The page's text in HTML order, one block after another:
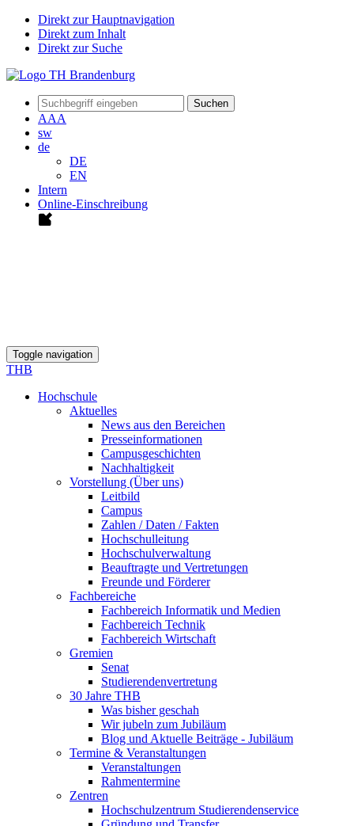
Direkt zur Hauptnavigation
Direkt zum Inhalt
Direkt zur Suche
Suchen
AAA
sw
de
DE
EN
Intern
Online-Einschreibung
Toggle navigation
THB
Hochschule
Aktuelles
News aus den Bereichen
Presseinformationen
Campusgeschichten
Nachhaltigkeit
Vorstellung (Über uns)
Leitbild
Campus
Zahlen / Daten / Fakten
Hochschulleitung
Hochschulverwaltung
Beauftragte und Vertretungen
Freunde und Förderer
Fachbereiche
Fachbereich Informatik und Medien
Fachbereich Technik
Fachbereich Wirtschaft
Gremien
Senat
Studierendenvertretung
30 Jahre THB
Was bisher geschah
Wir jubeln zum Jubiläum
Blog und Aktuelle Beiträge - Jubiläum
Termine & Veranstaltungen
Veranstaltungen
Rahmentermine
Zentren
Hochschulzentrum Studierendenservice